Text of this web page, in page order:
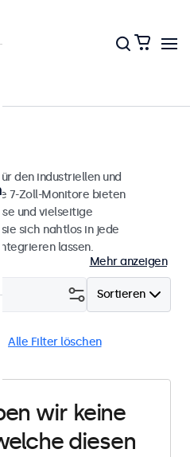
den industriellen und
7-Zoll-Monitore bieten
und vielseitige
sich nahtlos in jede
lassen.
Mehr anzeigen
Sortieren
Alle Filter löschen
wir keine
diesen